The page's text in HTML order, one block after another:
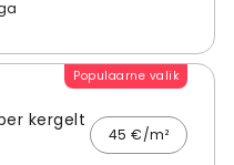
Populaarne valik
kergelt
45 €/m²